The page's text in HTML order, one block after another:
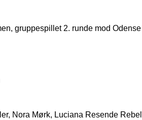
gruppespillet 2. runde mod
Nora Mørk, Luciana Resende